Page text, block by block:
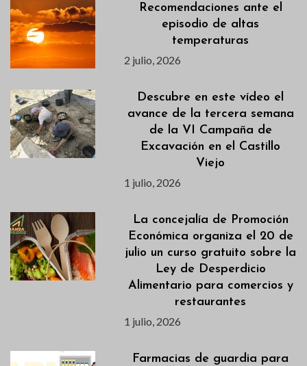
Recomendaciones ante el
episodio de altas
temperaturas
2 julio, 2026
Descubre en este vídeo el
avance de la tercera semana
de la VI Campaña de
Excavación en el Castillo
Viejo
1 julio, 2026
La concejalía de Promoción
Económica organiza el 20 de
julio un curso gratuito sobre la
Ley de Desperdicio
Alimentario para comercios y
restaurantes
1 julio, 2026
Farmacias de guardia para